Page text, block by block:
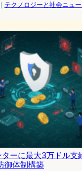
｜ テクノロジーと社会ニュー
ーに最大3万ドル支
御体制構築